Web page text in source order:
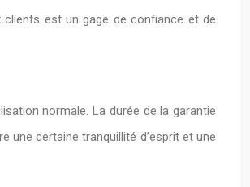
clients est un gage de confiance et de
normale. La durée de la garantie
une certaine tranquillité d’esprit et une